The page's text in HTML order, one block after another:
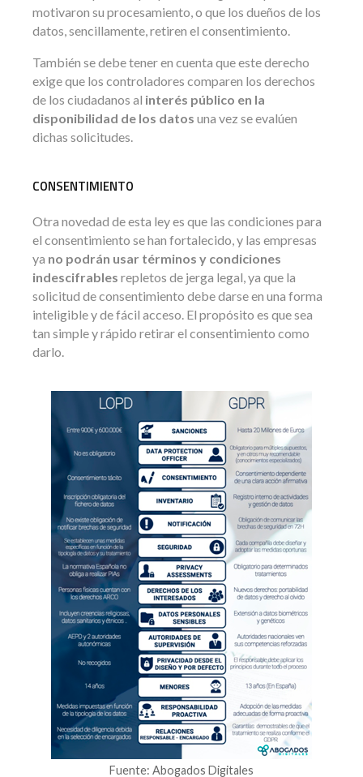
motivaron su procesamiento, o que los dueños de los
datos, sencillamente, retiren el consentimiento.
También se debe tener en cuenta que este derecho
exige que los controladores comparen los derechos
de los ciudadanos al interés público en la
disponibilidad de los datos una vez se evalúen
dichas solicitudes.
CONSENTIMIENTO
Otra novedad de esta ley es que las condiciones para
el consentimiento se han fortalecido, y las empresas
ya no podrán usar términos y condiciones
indescifrables repletos de jerga legal, ya que la
solicitud de consentimiento debe darse en una forma
inteligible y de fácil acceso. El propósito es que sea
tan simple y rápido retirar el consentimiento como
darlo.
Fuente: Abogados Digitales